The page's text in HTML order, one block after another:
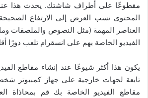
مقطوعًا على أطراف شاشتك. يحدث هذا
المحتوى نسب العرض إلى الارتفاع
العناصر المهمة (مثل النصوص والملصقات
الفيديو الخاصة بهم على انسقرام تلعب دورًا
يكون هذا أكثر شيوعًا عند إنشاء مقاطع
تابعة لجهات خارجية على جهاز كمبيوتر
مقاطع الفيديو الخاصة بك قم بمحاذاة